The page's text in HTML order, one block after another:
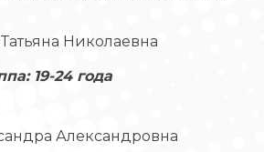
Николаевна
19-24 года
Александровна